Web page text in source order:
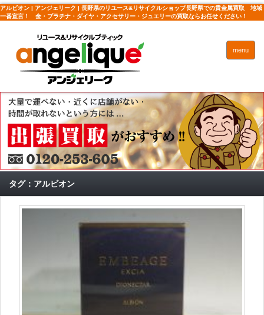
アルビオン | アンジェリーク | 長野県のリユース&リサイクルショップ長野県での貴金属買取 地域
一番宣言！ 金・プラチナ・ダイヤ・アクセサリー・ジュエリーの買取ならお任せください！
menu
タグ：アルビオン